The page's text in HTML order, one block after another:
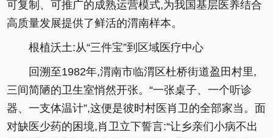
可复制、可推广的成熟运营模式,为我国基层医养结合
高质量发展提供了鲜活的渭南样本。
根植沃土:从“三件宝”到区域医疗中心
回溯至1982年,渭南市临渭区杜桥街道盈田村里,
三间简陋的卫生室悄然开张。“一张桌子、一个听诊
器、一支体温计”,这便是彼时村医肖卫的全部家当。面
对缺医少药的困境,肖卫立下誓言:“让乡亲们小病不出